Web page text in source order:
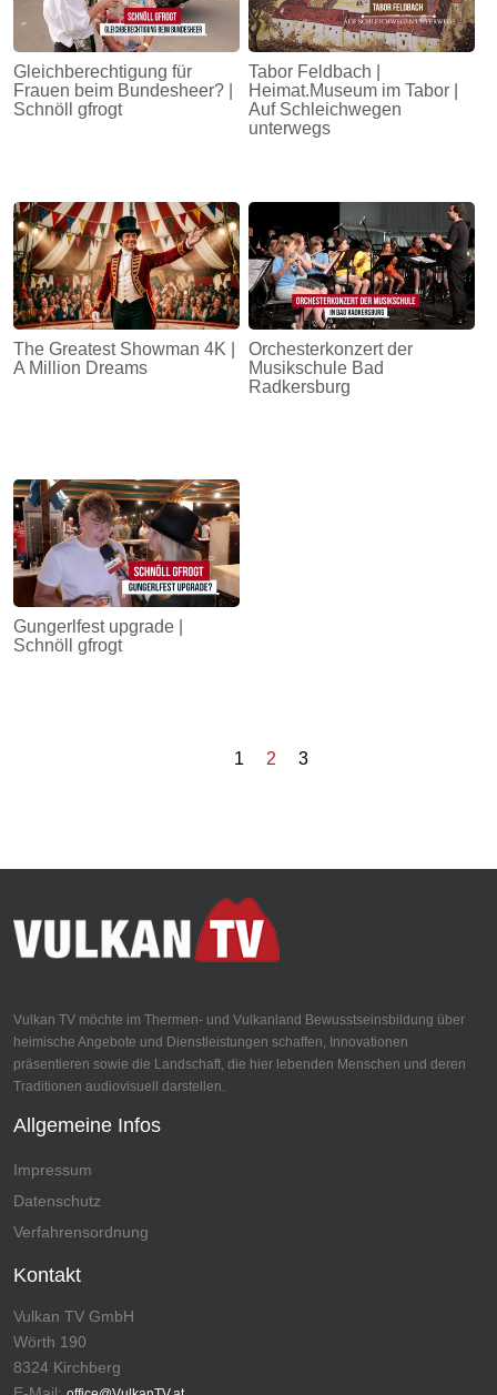
Gleichberechtigung für
Frauen beim Bundesheer? |
Schnöll gfrogt
Tabor Feldbach |
Heimat.Museum im Tabor |
Auf Schleichwegen
unterwegs
The Greatest Showman 4K |
A Million Dreams
Orchesterkonzert der
Musikschule Bad
Radkersburg
Gungerlfest upgrade |
Schnöll gfrogt
1 2 3
Vulkan TV möchte im Thermen- und Vulkanland Bewusstseinsbildung über
heimische Angebote und Dienstleistungen schaffen, Innovationen
präsentieren sowie die Landschaft, die hier lebenden Menschen und deren
Traditionen audiovisuell darstellen.
Allgemeine Infos
Impressum
Datenschutz
Verfahrensordnung
Kontakt
Vulkan TV GmbH
Wörth 190
8324 Kirchberg